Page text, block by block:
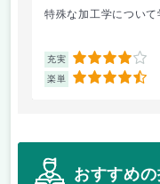
特殊な加工学について
充実 4
楽単 4.5
おすすめ